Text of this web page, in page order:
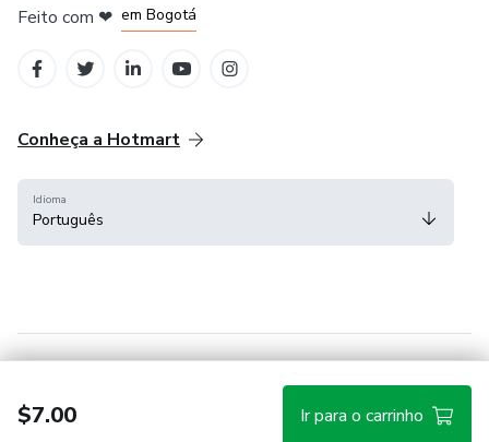
$7.00 Ir para o carrinho
Feito com ❤ em Bogotá
Conheça a Hotmart
Idioma
Português